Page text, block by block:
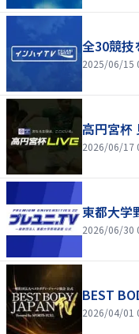
全30競技
2025/06/15
高円宮杯
2026/06/17
東都大学
2026/06/30
BEST
2026/04/01